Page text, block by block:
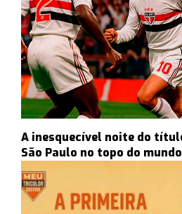
A inesquecível noite do
São Paulo no topo do mundo